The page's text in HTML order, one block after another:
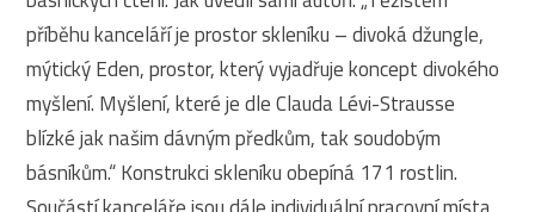
příběhu kanceláří je prostor skleníku – divoká džungle,
mýtický Eden, prostor, který vyjadřuje koncept divokého
myšlení. Myšlení, které je dle Clauda Lévi-Strausse
blízké jak našim dávným předkům, tak soudobým
básníkům.“ Konstrukci skleníku obepíná 171 rostlin.